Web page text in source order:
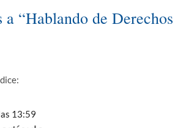
a “Hablando de Derechos
dice:
13:59